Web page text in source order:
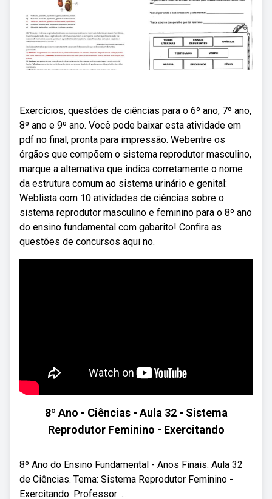
Exercícios, questões de ciências para o 6º ano, 7º ano,
8º ano e 9º ano. Você pode baixar esta atividade em
pdf no final, pronta para impressão. Webentre os
órgãos que compõem o sistema reprodutor masculino,
marque a alternativa que indica corretamente o nome
da estrutura comum ao sistema urinário e genital:
Weblista com 10 atividades de ciências sobre o
sistema reprodutor masculino e feminino para o 8º ano
do ensino fundamental com gabarito! Confira as
questões de concursos aqui no.
8º Ano - Ciências - Aula 32 - Sistema
Reprodutor Feminino - Exercitando
8º Ano do Ensino Fundamental - Anos Finais. Aula 32
de Ciências. Tema: Sistema Reprodutor Feminino -
Exercitando. Professor: ...